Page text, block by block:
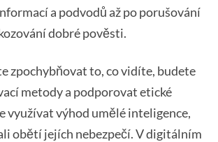
a podvodů až po porušování
dobré pověsti.
zpochybňovat to, co vidíte, budete
metody a podporovat etické
využívat výhod umělé inteligence,
obětí jejích nebezpečí. V digitálním